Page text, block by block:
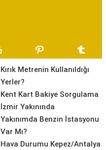
Kırık Metrenin Kullanıldığı
Yerler?
Kent Kart Bakiye Sorgulama
İzmir Yakınında
Yakınımda Benzin İstasyonu
Var Mı?
Hava Durumu Kepez/Antalya